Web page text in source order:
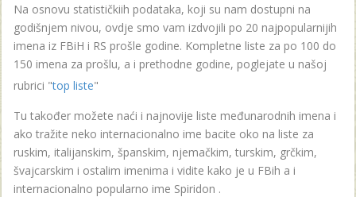
Na osnovu statističkiih podataka, koji su nam dostupni na
godišnjem nivou, ovdje smo vam izdvojili po 20 najpopularnijih
imena iz FBiH i RS prošle godine. Kompletne liste za po 100 do
150 imena za prošlu, a i prethodne godine, poglejate u našoj
rubrici "top liste"
Tu također možete naći i najnovije liste međunarodnih imena i
ako tražite neko internacionalno ime bacite oko na liste za
ruskim, italijanskim, španskim, njemačkim, turskim, grčkim,
švajcarskim i ostalim imenima i vidite kako je u FBih a i
internacionalno popularno ime Spiridon .